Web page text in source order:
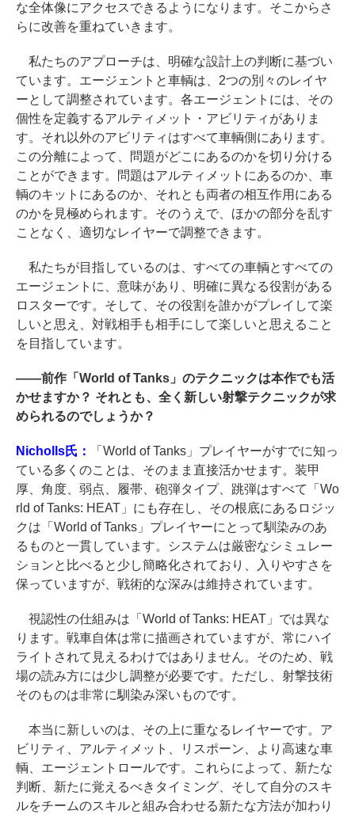
な全体像にアクセスできるようになります。そこからさ
らに改善を重ねていきます。
私たちのアプローチは、明確な設計上の判断に基づい
ています。エージェントと車輌は、2つの別々のレイヤ
ーとして調整されています。各エージェントには、その
個性を定義するアルティメット・アビリティがありま
す。それ以外のアビリティはすべて車輌側にあります。
この分離によって、問題がどこにあるのかを切り分ける
ことができます。問題はアルティメットにあるのか、車
輌のキットにあるのか、それとも両者の相互作用にある
のかを見極められます。そのうえで、ほかの部分を乱す
ことなく、適切なレイヤーで調整できます。
私たちが目指しているのは、すべての車輌とすべての
エージェントに、意味があり、明確に異なる役割がある
ロスターです。そして、その役割を誰かがプレイして楽
しいと思え、対戦相手も相手にして楽しいと思えること
を目指しています。
――前作「World of Tanks」のテクニックは本作でも活
かせますか？ それとも、全く新しい射撃テクニックが求
められるのでしょうか？
Nicholls氏：
「World of Tanks」プレイヤーがすでに知っ
ている多くのことは、そのまま直接活かせます。装甲
厚、角度、弱点、履帯、砲弾タイプ、跳弾はすべて「Wo
rld of Tanks: HEAT」にも存在し、その根底にあるロジッ
クは「World of Tanks」プレイヤーにとって馴染みのあ
るものと一貫しています。システムは厳密なシミュレー
ションと比べると少し簡略化されており、入りやすさを
保っていますが、戦術的な深みは維持されています。
視認性の仕組みは「World of Tanks: HEAT」では異な
ります。戦車自体は常に描画されていますが、常にハイ
ライトされて見えるわけではありません。そのため、戦
場の読み方には少し調整が必要です。ただし、射撃技術
そのものは非常に馴染み深いものです。
本当に新しいのは、その上に重なるレイヤーです。ア
ビリティ、アルティメット、リスポーン、より高速な車
輌、エージェントロールです。これらによって、新たな
判断、新たに覚えるべきタイミング、そして自分のスキ
ルをチームのスキルと組み合わせる新たな方法が加わり